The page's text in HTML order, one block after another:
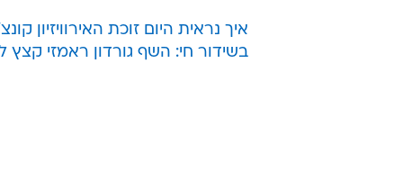
איך נראית היום זוכת האירוויזיון
בשידור חי: השף גורדון ראמזי